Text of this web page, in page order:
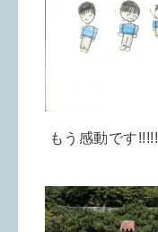
もう感動です!!!!!